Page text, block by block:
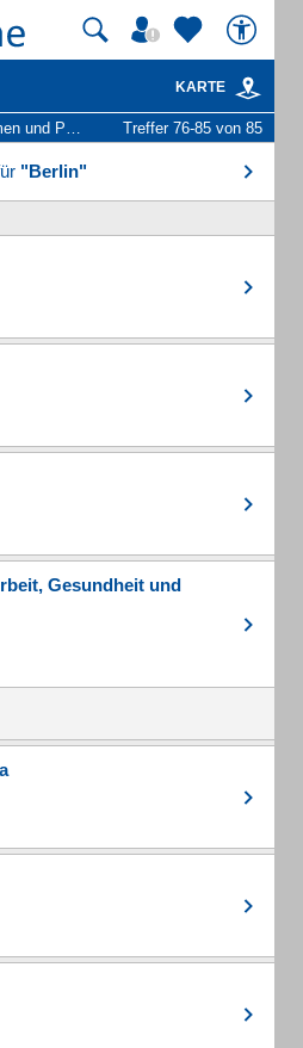
KARTE
Personen Treffer 76-85 von 85
"Berlin"
Gesundheit und